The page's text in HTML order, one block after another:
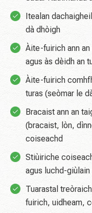
Itealan
dà dhòigh
Àite-fuirich ann an
agus às dèidh an
Àite-fuirich
turas (seòmar le
Bracaist ann an
(bracaist, lòn,
coiseachd
Stiùiriche
agus luchd-giùlain
Tuarastal
fuirich, uidheam,